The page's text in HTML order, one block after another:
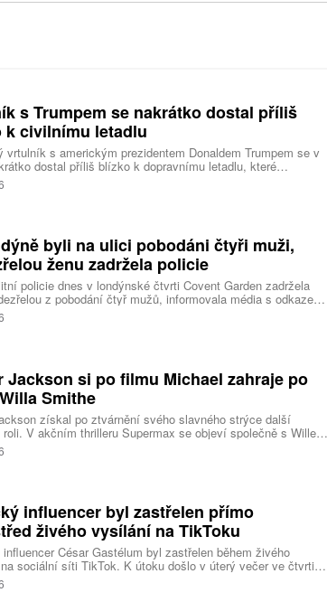
s Trumpem se nakrátko dostal příliš
k civilnímu letadlu
vrtulník s americkým prezidentem Donaldem Trumpem se v
dostal příliš blízko k dopravnímu letadlu, které
z washingtonského letiště Ronalda Reagana, uvedl dnes
Federální úřad pro letectví (FAA). Podle Bílého domu Trump
vyšetřování.
byli na ulici pobodáni čtyři muži,
ženu zadržela policie
policie dnes v londýnské čtvrti Covent Garden zadržela
z pobodání čtyř mužů, informovala média s odkazem
úřady. Mluvčí londýnské záchranné služby uvedl, že čtyři
ošetřeni na místě a převezeni do nedalekého
Jackson si po filmu Michael zahraje po
Smithe
získal po ztvárnění svého slavného strýce další
V akčním thrilleru Supermax se objeví společně s Willem
a AnnaSophií Robb. Podrobnosti o jeho postavě zatím tvůrci
influencer byl zastřelen přímo
živého vysílání na TikToku
César Gastélum byl zastřelen během živého
sociální síti TikTok. K útoku došlo v úterý večer ve čtvrti
ve městě Culiacán na severu země.